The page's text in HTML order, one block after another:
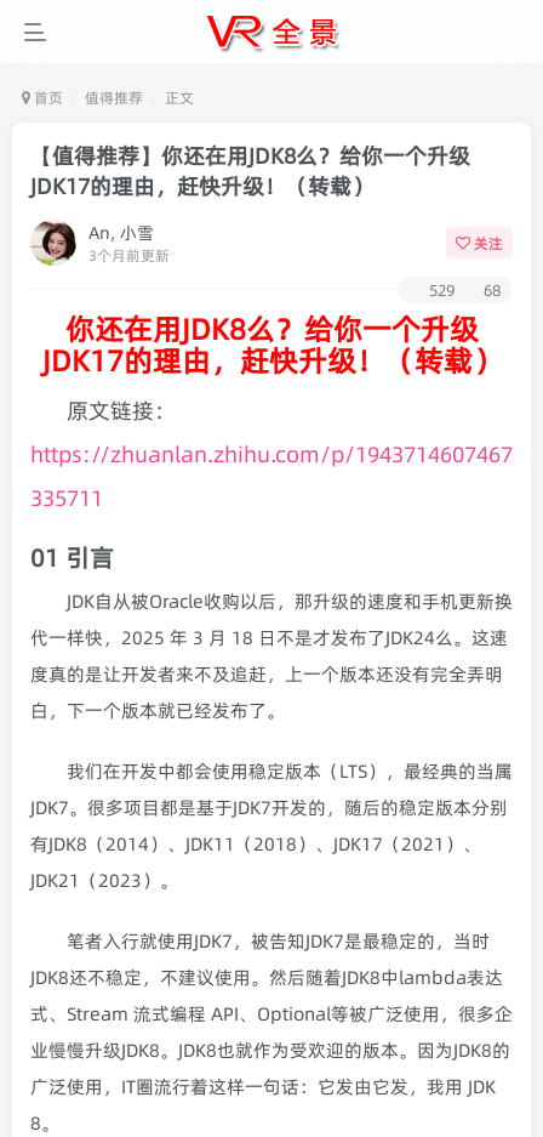
首页 值得推荐 正文
【值得推荐】你还在用JDK8么？给你一个升级
JDK17的理由，赶快升级！（转载）
An, 小雪
3个月前更新
关注
529 68
你还在用JDK8么？给你一个升级
JDK17的理由，赶快升级！（转载）
原文链接：
https://zhuanlan.zhihu.com/p/1943714607467
335711
01 引言
JDK自从被Oracle收购以后，那升级的速度和手机更新换
代一样快，2025 年 3 月 18 日不是才发布了JDK24么。这速
度真的是让开发者来不及追赶，上一个版本还没有完全弄明
白，下一个版本就已经发布了。
我们在开发中都会使用稳定版本（LTS），最经典的当属
JDK7。很多项目都是基于JDK7开发的，随后的稳定版本分别
有JDK8（2014）、JDK11（2018）、JDK17（2021）、
JDK21（2023）。
笔者入行就使用JDK7，被告知JDK7是最稳定的，当时
JDK8还不稳定，不建议使用。然后随着JDK8中lambda表达
式、 Stream 流式编程 API、 Optional等被广泛使用，很多企
业慢慢升级JDK8。JDK8也就作为受欢迎的版本。因为JDK8的
广泛使用，IT圈流行着这样一句话：它发由它发，我用 JDK
8。